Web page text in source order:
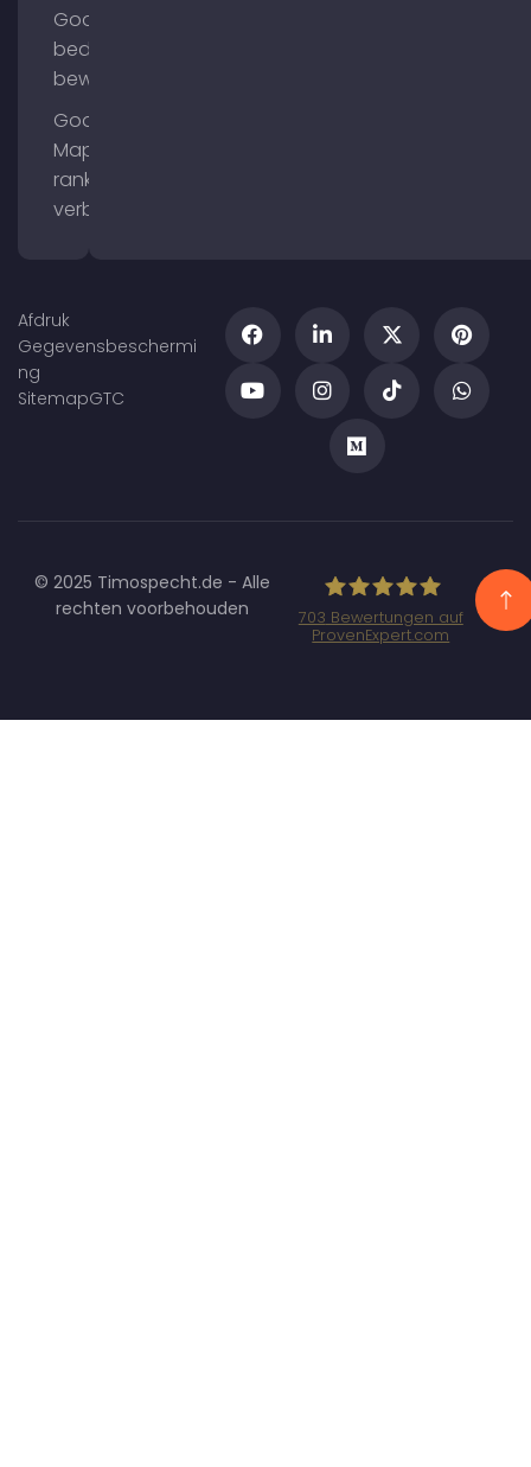
Google
bedrijfsprofiel
bewerken
Google
Maps
ranking
verbeteren
Afdruk
Gegevensbeschermi
ng
SitemapGTC
© 2025 Timospecht.de - Alle
rechten voorbehouden
Marketing GmbH
703 Bewertungen auf
ProvenExpert.com